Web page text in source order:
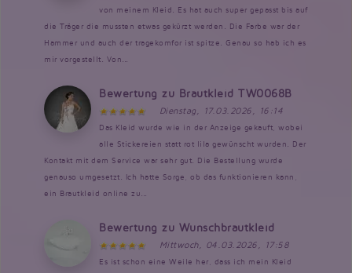
von meinem Kleid. Es hat auch super gepasst bis auf
die Träger die mussten etwas gekürzt werden. Die Farbe war der
Hammer und auch der tragekomfor ist spitze. Genau so hab ich es
mir vorgestellt. Von...
Bewertung zu Brautkleid TW0068B
Dienstag, 17.03.2026, 16:14
Das Kleid wurde wie in der Anzeige gekauft, wobei
alle Stickereien statt rot lila gewünscht wurden. Der
Kontakt mit dem Service war sehr gut. Die Bestellung wurde
genauso umgesetzt. Ich hatte Sorge, ob das funktionieren kann,
ein Brautkleid online zu...
Bewertung zu Wunschbrautkleid
Mittwoch, 04.03.2026, 17:58
Es ist schon eine Weile her, dass ich mein Kleid